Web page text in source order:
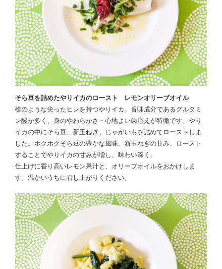
そら豆を詰めたやりイカのロースト レモンオリーブオイル
槍のような尖ったヒレを持つやりイカ。旨味成分であるグルタミ
ン酸が多く、身のやわらかさ・心地よい歯応えが特徴です。やり
イカの中にそら豆、新玉ねぎ、じゃがいもを詰めてローストしま
した。ホクホクそら豆の豊かな風味、新玉ねぎの甘み、ロースト
することでやりイカの甘みが増し、味わい深く。
仕上げに香り高いレモン果汁と、オリーブオイルをおかけしま
す。温かいうちに召し上がりください。